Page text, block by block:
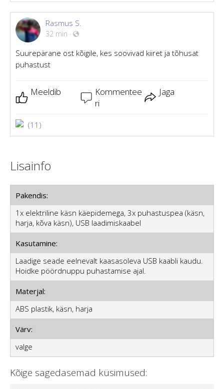
Rasmus S.
32 min ·
Suurepärane ost kõigile, kes soovivad kiiret ja tõhusat
puhastust
Meeldib
Kommentee
ri
Jaga
(11)
Lisainfo
Pakendis:
1x elektriline käsn käepidemega, 3x puhastuspea (käsn,
harja, kõva käsn), USB laadimiskaabel
Kasutamine:
Laadige seade eelnevalt kaasasoleva USB kaabli kaudu.
Hoidke pöördnuppu puhastamise ajal.
Materjal:
ABS plastik, käsn, harja
Värv:
valge
Kõige sagedasemad küsimused: